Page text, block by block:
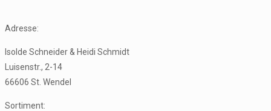
Adresse:
Isolde Schneider & Heidi Schmidt
Luisenstr., 2-14
66606 St. Wendel
Sortiment: